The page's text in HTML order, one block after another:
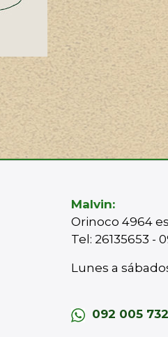
Malvin:
Orinoco 4964
Tel: 26135653 -
Lunes a
092 005 732